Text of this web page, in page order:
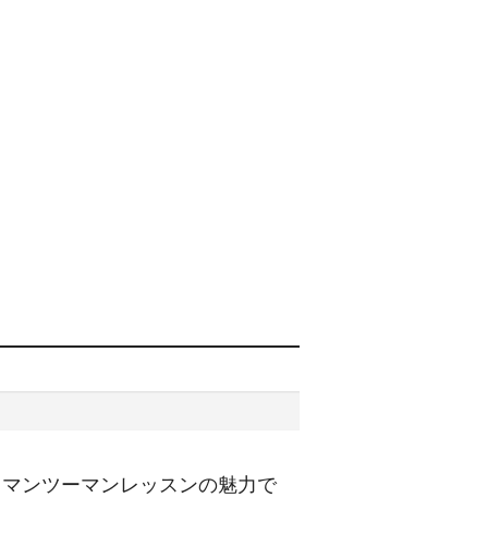
ンツーマンレッスンの魅力で